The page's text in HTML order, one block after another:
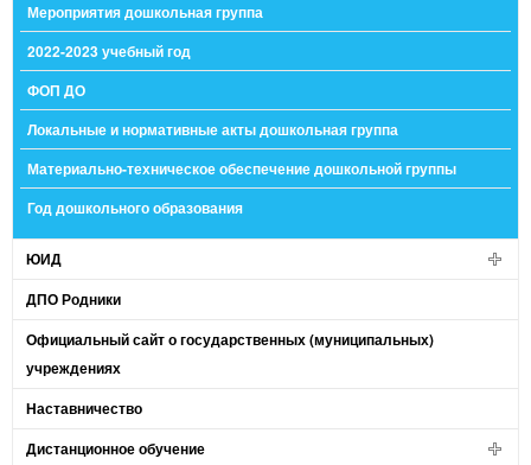
Мероприятия дошкольная группа
2022-2023 учебный год
ФОП ДО
Локальные и нормативные акты дошкольная группа
Материально-техническое обеспечение дошкольной группы
Год дошкольного образования
ЮИД
ДПО Родники
Официальный сайт о государственных (муниципальных)
учреждениях
Наставничество
Дистанционное обучение